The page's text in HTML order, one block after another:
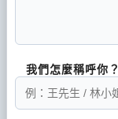
我們怎麼稱呼你？